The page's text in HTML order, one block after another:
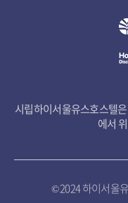
시립하이서울유스호스텔
에서
© 2024 하이서울